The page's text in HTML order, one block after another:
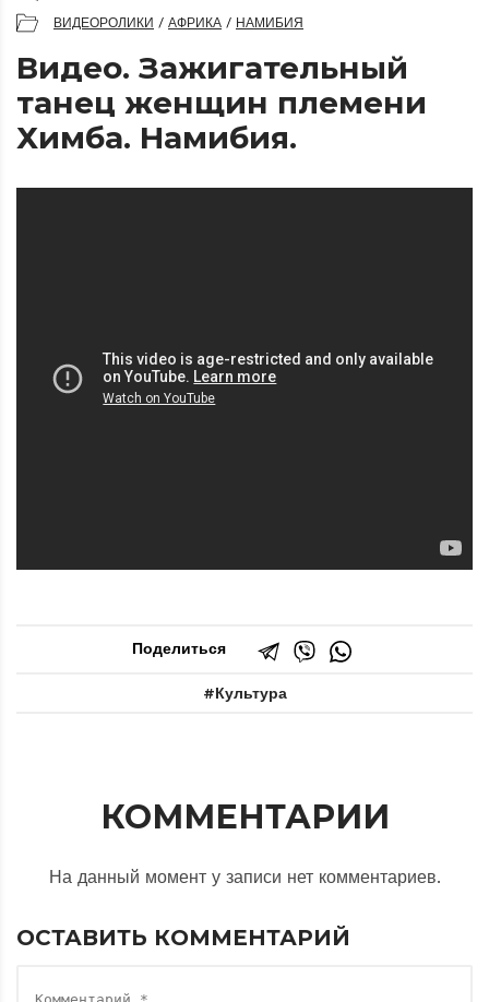
ВИДЕОРОЛИКИ / АФРИКА / НАМИБИЯ
Видео. Зажигательный
танец женщин племени
Химба. Намибия.
Поделиться
Культура
КОММЕНТАРИИ
На данный момент у записи нет комментариев.
ОСТАВИТЬ КОММЕНТАРИЙ